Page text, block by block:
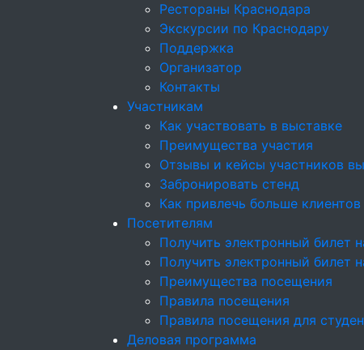
Рестораны Краснодара
Экскурсии по Краснодару
Поддержка
Организатор
Контакты
Участникам
Как участвовать в выставке
Преимущества участия
Отзывы и кейсы участников
Забронировать стенд
Как привлечь больше
Посетителям
Получить электронный билет
Получить электронный билет
Преимущества посещения
Правила посещения
Правила посещения для
Деловая программа